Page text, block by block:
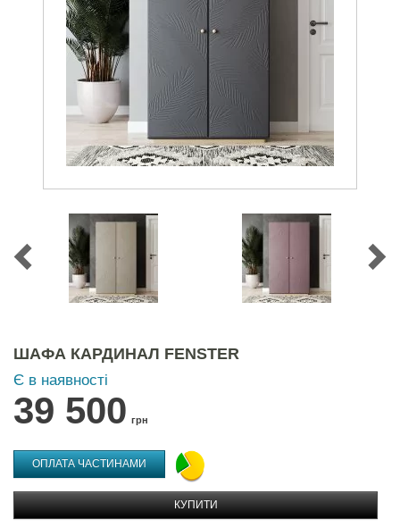
ШАФА КАРДИНАЛ FENSTER
Є в наявності
39 500 грн
ОПЛАТА ЧАСТИНАМИ
КУПИТИ